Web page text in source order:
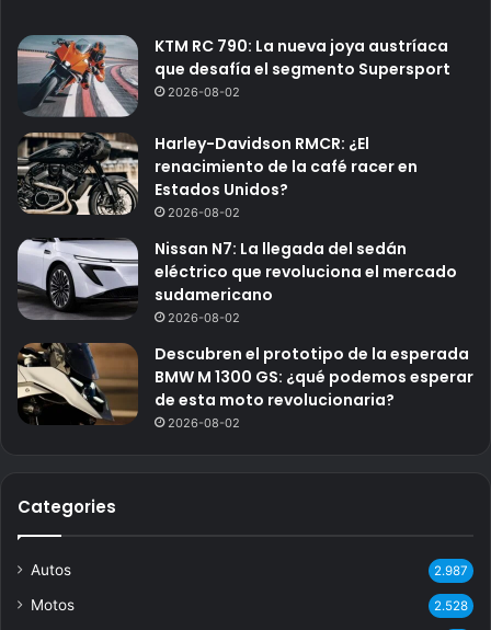
KTM RC 790: La nueva joya austríaca
que desafía el segmento Supersport
2026-08-02
Harley-Davidson RMCR: ¿El
renacimiento de la café racer en
Estados Unidos?
2026-08-02
Nissan N7: La llegada del sedán
eléctrico que revoluciona el mercado
sudamericano
2026-08-02
Descubren el prototipo de la esperada
BMW M 1300 GS: ¿qué podemos esperar
de esta moto revolucionaria?
2026-08-02
Categories
Autos 2.987
Motos 2.528